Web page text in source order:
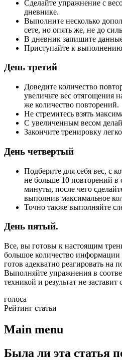
Сделайте упражнение с
дневнике.
Выполните несколько
сете, но опять же, не до
В дневник запишите
Приступайте к
День третий
Доведите количество
увеличьте вес отягощения
же количество повторений.
Не стремитесь взять
С увеличенным весом
Закончите тренировку
День четвертый
Подберите для себя вес, с
не больше 10 повторений в
минуты, после чего
выполнив максимальное
Точно также выполняйте
День пятый.
Все, вы готовы к настоящим
большое количество
готов адекватно реагировать на
Выполняйте упражнения в
техникой и результат не заставит
голоса
Рейтинг статьи
Main menu
Была ли эта статья